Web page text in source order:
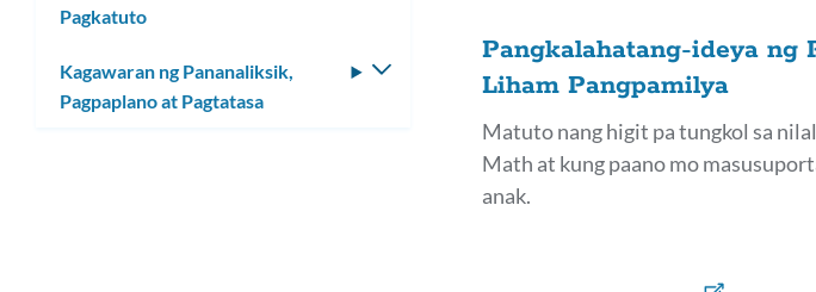
Pangkalahatang-ideya ng
Liham Pangpamilya
Matuto nang higit pa tungkol sa
Math at kung paano mo
anak.
Pagkatuto
Kagawaran ng Pananaliksik,
Pagpaplano at Pagtatasa
I-